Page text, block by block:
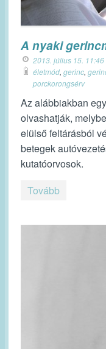
A nyaki
2013. július 15. 11:46
életmód, gerinc,
porckorongsérv
Az alábbiakban
olvashatják,
elülső feltárásból
betegek
kutatóorvosok.
Tovább